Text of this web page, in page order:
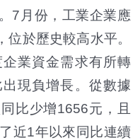
7月份，工業企業應
於歷史較高水平。
業資金需求有所轉
現負增長。從數據
比少增1656元，且
近1年以來同比連續